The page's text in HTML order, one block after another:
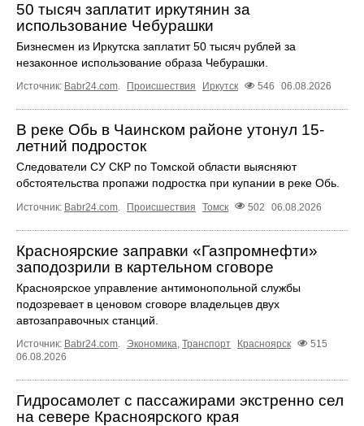
50 тысяч заплатит иркутянин за
использование Чебурашки
Бизнесмен из Иркутска заплатит 50 тысяч рублей за
незаконное использование образа Чебурашки.
Источник: Babr24.com. Происшествия Иркутск 546 06.08.2026
В реке Обь в Чаинском районе утонул 15-
летний подросток
Следователи СУ СКР по Томской области выясняют
обстоятельства пропажи подростка при купании в реке Обь.
Источник: Babr24.com Происшествия Томск 502 06.08.2026
Красноярские заправки «Газпромнефти»
заподозрили в картельном сговоре
Красноярское управление антимонопольной службы
подозревает в ценовом сговоре владельцев двух
автозаправочных станций.
Источник: Babr24.com Экономика Транспорт Красноярск
515
06.08.2026
Гидросамолет с пассажирами экстренно сел
на севере Красноярского края